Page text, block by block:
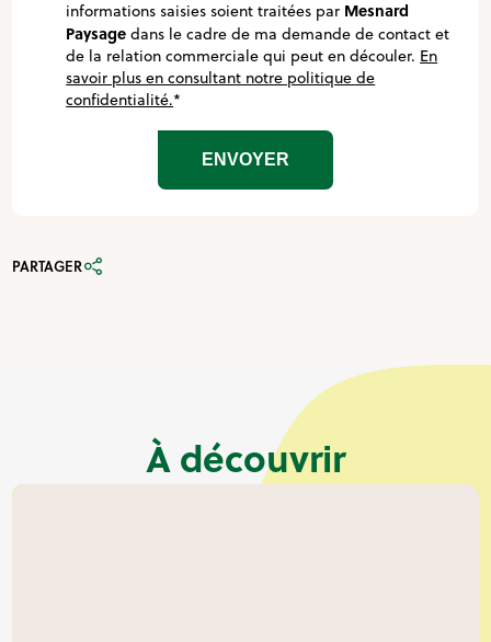
informations saisies soient traitées par Mesnard
Paysage dans le cadre de ma demande de contact et
de la relation commerciale qui peut en découler. En
savoir plus en consultant notre politique de
confidentialité.*
PARTAGER
À découvrir